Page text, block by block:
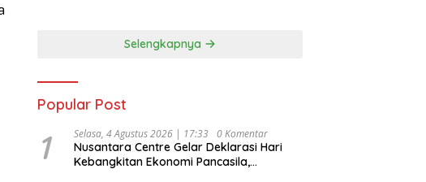
Selengkapnya
Popular Post
1 Selasa, 4 Agustus 2026 | 17:33 0 Komentar
Nusantara Centre Gelar Deklarasi Hari
Kebangkitan Ekonomi Pancasila,